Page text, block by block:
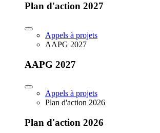
Plan d'action 2027
Appels à projets
AAPG 2027
AAPG 2027
Appels à projets
Plan d'action 2026
Plan d'action 2026